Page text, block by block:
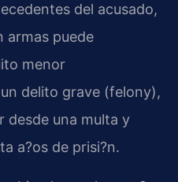
del acusado,
armas puede
menor
delito grave (felony),
desde una multa y
a?os de prisi?n.